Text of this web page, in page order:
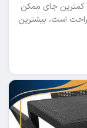
کمترین جای ممکن
است، بیشترین